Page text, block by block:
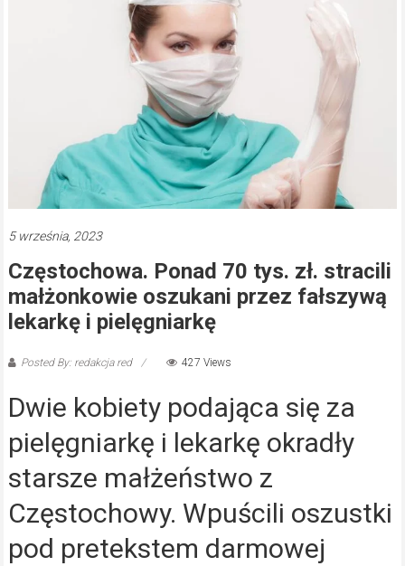
5 września, 2023
Częstochowa. Ponad 70 tys. zł. stracili
małżonkowie oszukani przez fałszywą
lekarkę i pielęgniarkę
Posted By: redakcja red 427 Views
Dwie kobiety podająca się za
pielęgniarkę i lekarkę okradły
starsze małżeństwo z
Częstochowy. Wpuścili oszustki
pod pretekstem darmowej